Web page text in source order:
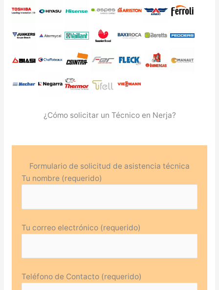
¿Cómo solicitar un Técnico en Nerja?
Formulario de solicitud de asistencia técnica
Tu nombre (requerido)
Tu correo electrónico (requerido)
Teléfono de Contacto (requerido)